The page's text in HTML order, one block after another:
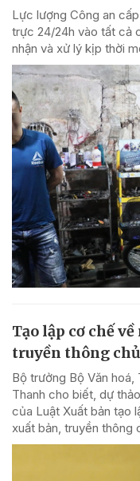
Lực lượng Công an
trực 24/24h vào tất cả
nhận và xử lý kịp thời
Tạo lập cơ chế
truyền thông
Bộ trưởng Bộ Văn
Thanh cho biết, dự
của Luật Xuất bản tạo
xuất bản, truyền thông